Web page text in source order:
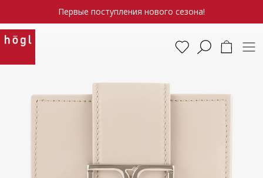
Первые поступления нового сезона!